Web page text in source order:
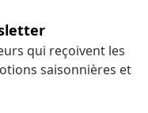
qui reçoivent les
saisonnières et